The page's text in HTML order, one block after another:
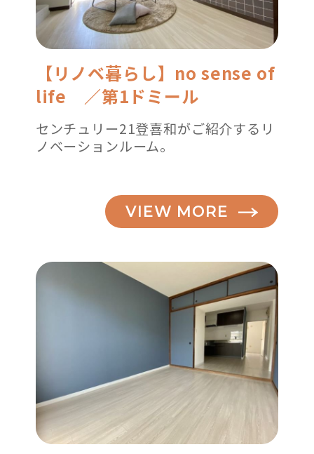
【リノベ暮らし】no sense of
life ／第1ドミール
センチュリー21登喜和がご紹介するリ
ノベーションルーム。
VIEW MORE